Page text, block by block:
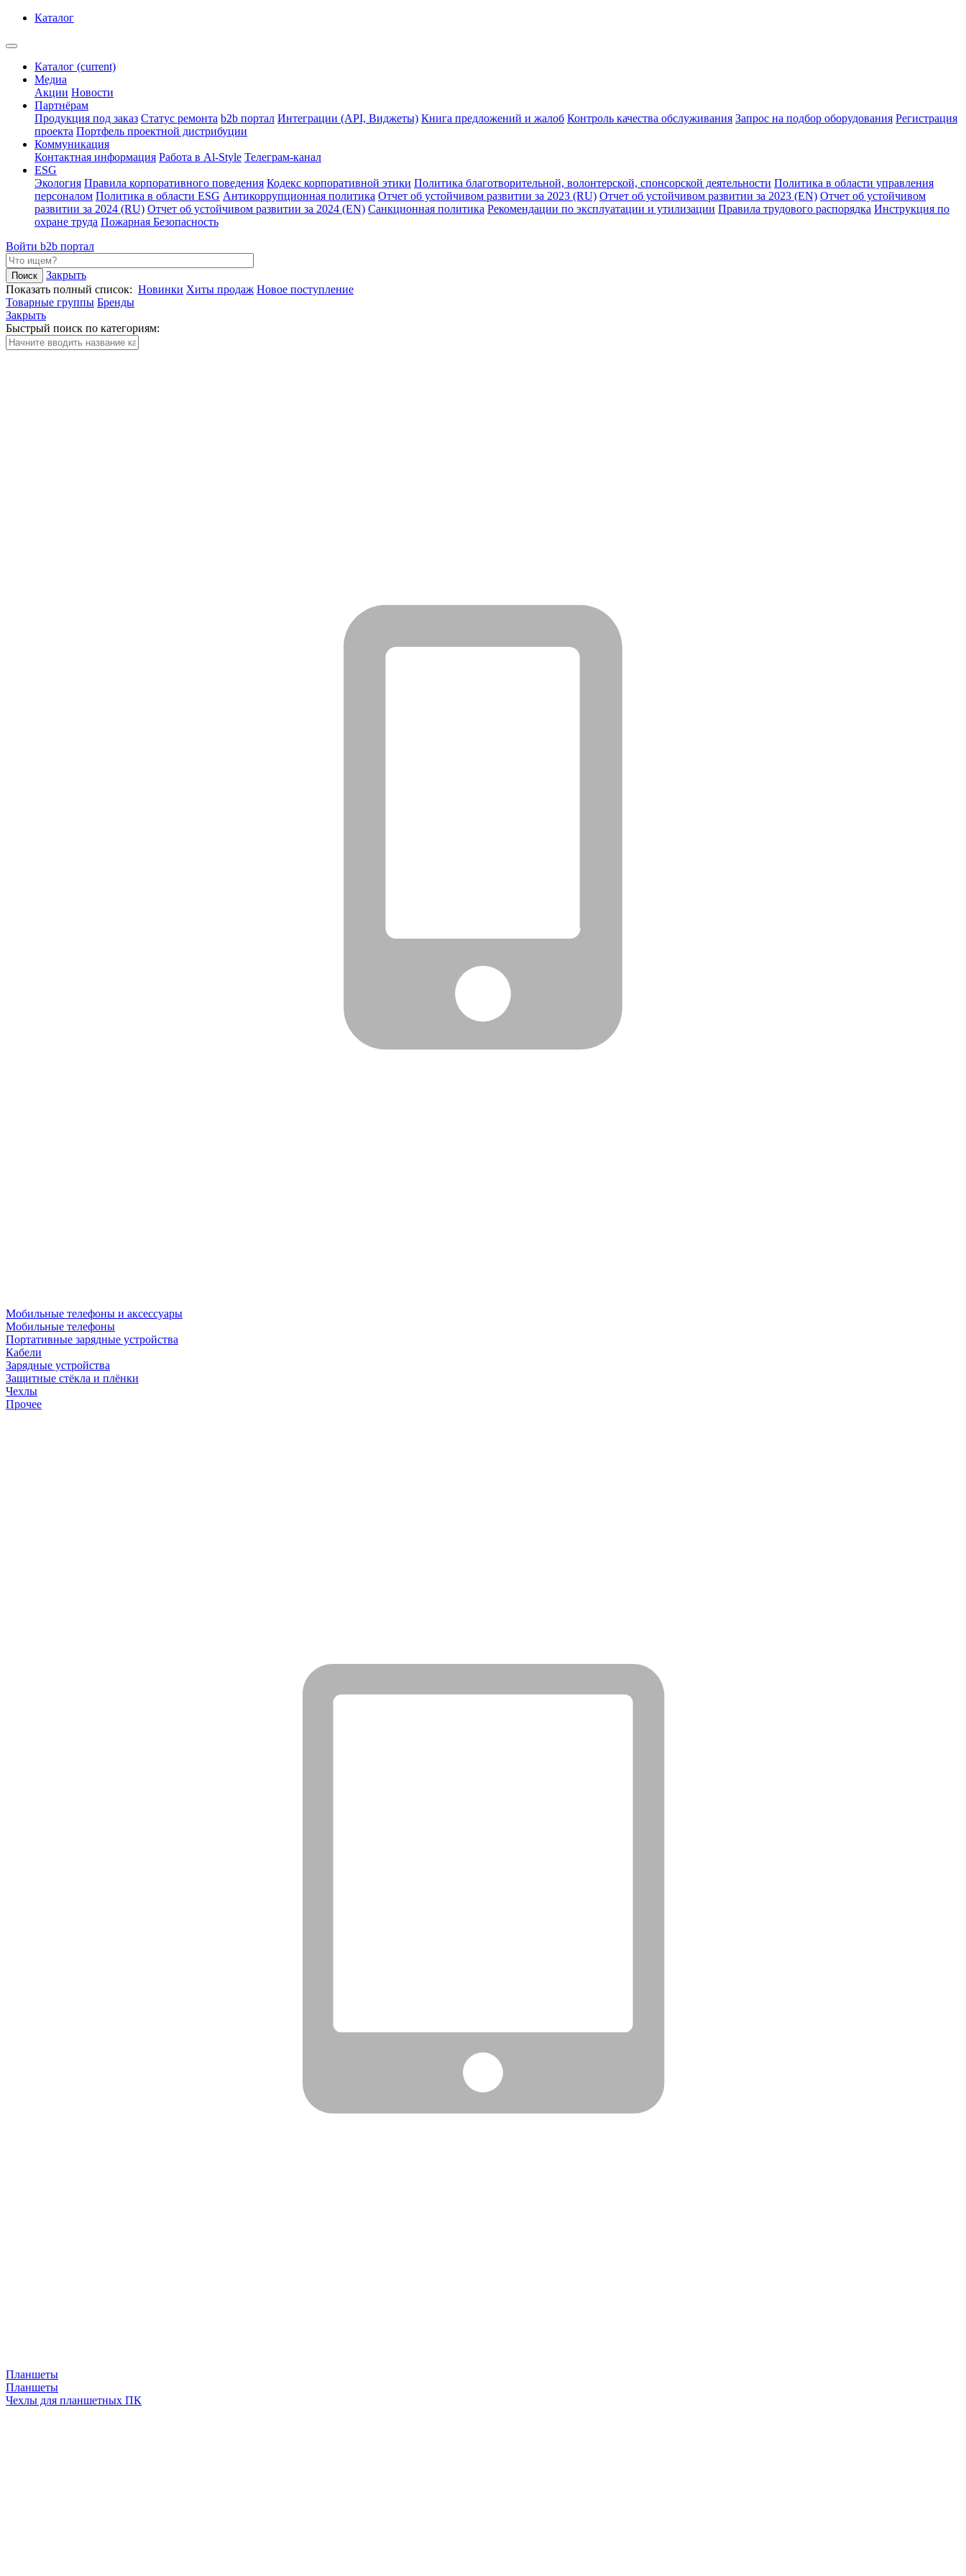
Каталог
Каталог (current)
Медиа
Акции Новости
Партнёрам
Продукция под заказ Статус ремонта b2b портал Интеграции (API, Виджеты) Книга предложений и жалоб Контроль качества обслуживания Запрос на подбор оборудования Регистрация
проекта Портфель проектной дистрибуции
Коммуникация
Контактная информация Работа в Al-Style Телеграм-канал
ESG
Экология Правила корпоративного поведения Кодекс корпоративной этики Политика благотворительной, волонтерской, спонсорской деятельности Политика в области управления
персоналом Политика в области ESG Антикоррупционная политика Отчет об устойчивом развитии за 2023 (RU) Отчет об устойчивом развитии за 2023 (EN) Отчет об устойчивом
развитии за 2024 (RU) Отчет об устойчивом развитии за 2024 (EN) Санкционная политика Рекомендации по эксплуатации и утилизации Правила трудового распорядка Инструкция по
охране труда Пожарная Безопасность
Войти b2b портал
Закрыть
Показать полный список: Новинки Хиты продаж Новое поступление
Товарные группы Бренды
Закрыть
Быстрый поиск по категориям:
Мобильные телефоны и аксессуары
Мобильные телефоны
Портативные зарядные устройства
Кабели
Зарядные устройства
Защитные стёкла и плёнки
Чехлы
Прочее
Планшеты
Планшеты
Чехлы для планшетных ПК